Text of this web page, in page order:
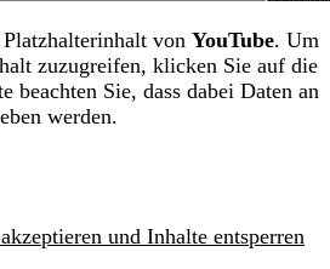
Platzhalterinhalt von YouTube. Um
zuzugreifen, klicken Sie auf die
beachten Sie, dass dabei Daten an
werden.
und Inhalte entsperren